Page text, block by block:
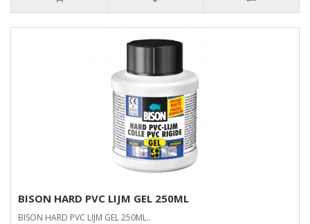
BISON HARD PVC LIJM GEL 250ML
BISON HARD PVC LIJM GEL 250ML..